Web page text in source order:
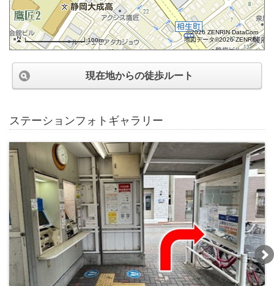
100m
©2026 ZENRIN DataCom
地図データ©2026 ZENRIN
現在地からの徒歩ルート
ステーションフォトギャラリー